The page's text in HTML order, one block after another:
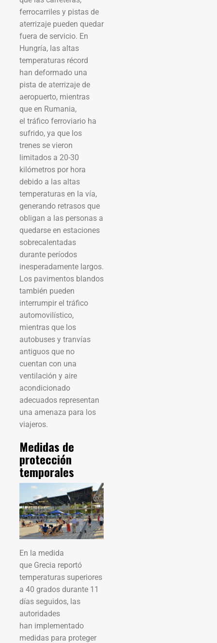
ferrocarriles y pistas de
aterrizaje pueden quedar
fuera de servicio. En
Hungría, las altas
temperaturas récord
han deformado una
pista de aterrizaje de
aeropuerto, mientras
que en Rumania,
el tráfico ferroviario ha
sufrido, ya que los
trenes se vieron
limitados a 20-30
kilómetros por hora
debido a las altas
temperaturas en la vía,
generando retrasos que
obligan a las personas a
quedarse en estaciones
sobrecalentadas
durante períodos
inesperadamente largos.
Los pavimentos blandos
también pueden
interrumpir el tráfico
automovilístico,
mientras que los
autobuses y tranvías
antiguos que no
cuentan con una
ventilación y aire
acondicionado
adecuados representan
una amenaza para los
viajeros.
Medidas de
protección
temporales
En la medida
que Grecia reportó
temperaturas superiores
a 40 grados durante 11
días seguidos, las
autoridades
han implementado
medidas para proteger